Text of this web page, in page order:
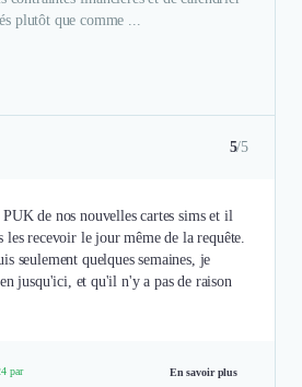
plutôt que comme ...
5/5
PUK de nos nouvelles cartes sims et il
les recevoir le jour même de la requête.
seulement quelques semaines, je
jusqu'ici, et qu'il n'y a pas de raison
par En savoir plus